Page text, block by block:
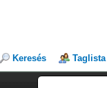
Keresés Taglista